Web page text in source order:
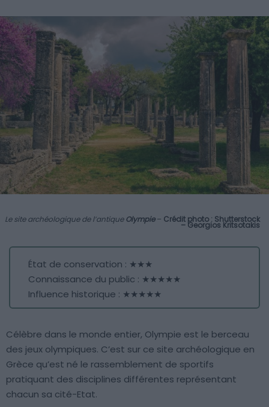
Le site archéologique de l’antiqueOlympie– Crédit photo : Shutterstock
– Georgios Kritsotakis
État de conservation : ★★★
Connaissance du public : ★★★★★
Influence historique : ★★★★★
Célèbre dans le monde entier, Olympie est le berceau
des jeux olympiques. C’est sur ce site archéologique en
Grèce qu’est né le rassemblement de sportifs
pratiquant des disciplines différentes représentant
chacun sa cité-Etat.